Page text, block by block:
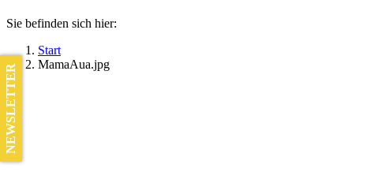
Sie befinden sich hier:
Start
MamaAua.jpg
NEWSLETTER